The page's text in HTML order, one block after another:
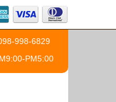
998-6829
PM5:00